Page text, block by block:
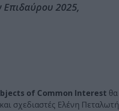
Επιδαύρου 2025,
of Common Interest θα
σχεδιαστές Ελένη Πεταλωτή